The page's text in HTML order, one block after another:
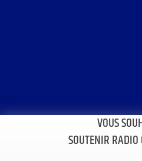
VOUS
SOUTENIR RADIO